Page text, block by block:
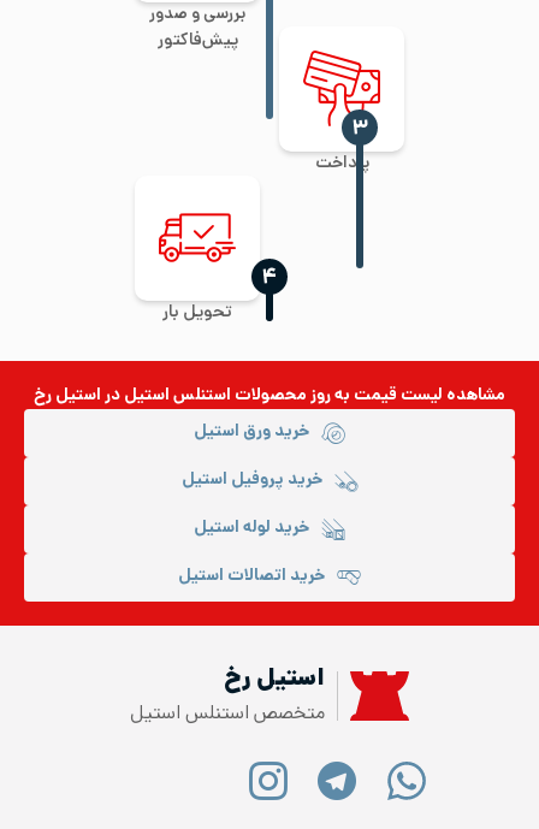
بررسی و صدور
پیش‌فاکتور
پرداخت
‍۳
تحویل بار
‍۴
مشاهده لیست قیمت به روزمحصولات استنلس استیلدر استیل رخ
خرید ورق استیل
خرید پروفیل استیل
خرید لوله استیل
خرید اتصالات استیل
استیل رخ
متخصص استنلس استیل